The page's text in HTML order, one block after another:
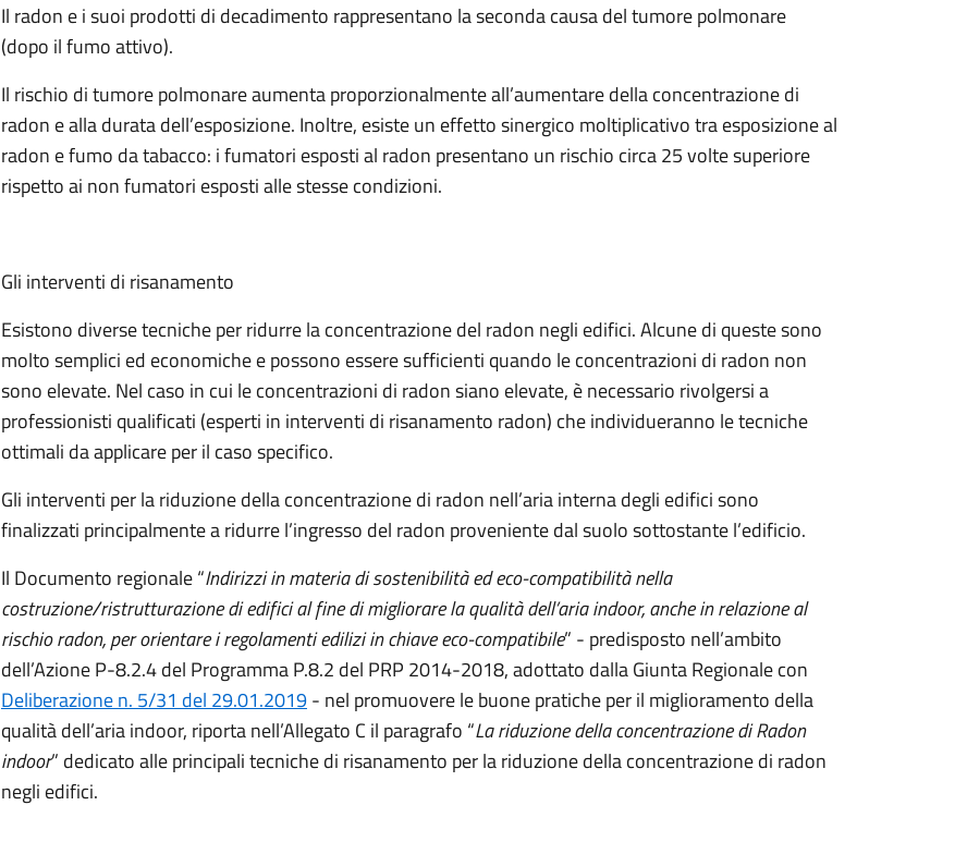
Il radon e i suoi prodotti di decadimento rappresentano la seconda causa del tumore polmonare
(dopo il fumo attivo).
Il rischio di tumore polmonare aumenta proporzionalmente all’aumentare della concentrazione di
radon e alla durata dell’esposizione. Inoltre, esiste un effetto sinergico moltiplicativo tra esposizione al
radon e fumo da tabacco: i fumatori esposti al radon presentano un rischio circa 25 volte superiore
rispetto ai non fumatori esposti alle stesse condizioni.
Gli interventi di risanamento
Esistono diverse tecniche per ridurre la concentrazione del radon negli edifici. Alcune di queste sono
molto semplici ed economiche e possono essere sufficienti quando le concentrazioni di radon non
sono elevate. Nel caso in cui le concentrazioni di radon siano elevate, è necessario rivolgersi a
professionisti qualificati (esperti in interventi di risanamento radon) che individueranno le tecniche
ottimali da applicare per il caso specifico.
Gli interventi per la riduzione della concentrazione di radon nell’aria interna degli edifici sono
finalizzati principalmente a ridurre l’ingresso del radon proveniente dal suolo sottostante l’edificio.
Il Documento regionale “Indirizzi in materia di sostenibilità ed eco-compatibilità nella
costruzione/ristrutturazione di edifici al fine di migliorare la qualità dell’aria indoor, anche in relazione al
rischio radon, per orientare i regolamenti edilizi in chiave eco-compatibile” - predisposto nell’ambito
dell’Azione P-8.2.4 del Programma P.8.2 del PRP 2014-2018, adottato dalla Giunta Regionale con
Deliberazione n. 5/31 del 29.01.2019- nel promuovere le buone pratiche per il miglioramento della
qualità dell’aria indoor, riporta nell’Allegato C il paragrafo “La riduzione della concentrazione di Radon
indoor” dedicato alle principali tecniche di risanamento per la riduzione della concentrazione di radon
negli edifici.